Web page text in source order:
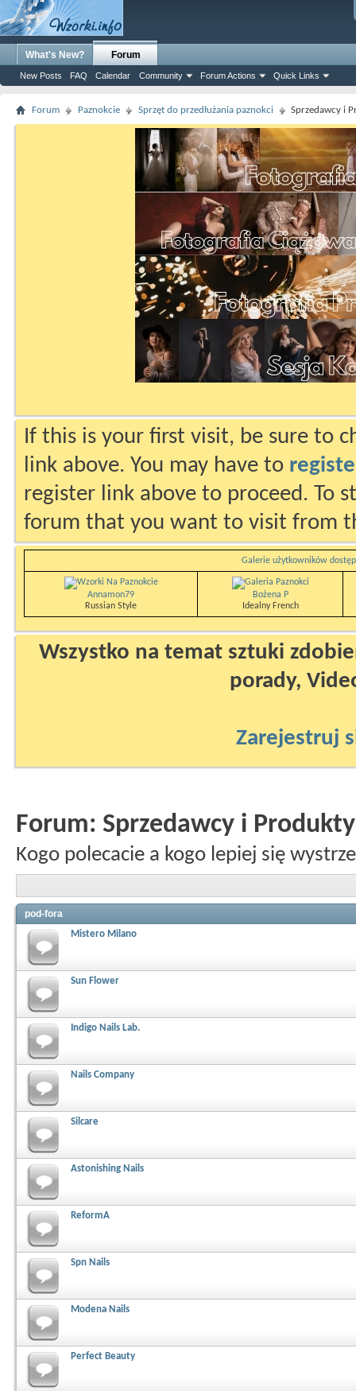
What's New? Forum
New Posts FAQ Calendar Community Forum Actions Quick Links
Forum Paznokcie Sprzęt do przedłużania paznokci Sprzedawcy i
If this is your first visit, be sure to
link above. You may have to
register link above to proceed. To
forum that you want to visit from
Galerie użytkowników
Annamon79
Russian Style
Bożena P
Idealny French
Wszystko na temat sztuki
porady,
Zarejestruj
Forum: Sprzedawcy i Produkty
Kogo polecacie a kogo lepiej się
pod-fora
Mistero Milano
Sun Flower
Indigo Nails Lab.
Nails Company
Silcare
Astonishing Nails
ReformA
Spn Nails
Modena Nails
Perfect Beauty